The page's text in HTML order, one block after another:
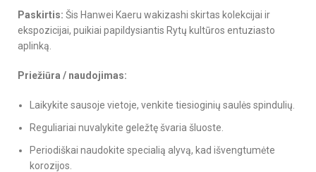
Paskirtis: Šis Hanwei Kaeru wakizashi skirtas kolekcijai ir
ekspozicijai, puikiai papildysiantis Rytų kultūros entuziasto
aplinką.
Priežiūra / naudojimas:
Laikykite sausoje vietoje, venkite tiesioginių saulės spindulių.
Reguliariai nuvalykite geležtę švaria šluoste.
Periodiškai naudokite specialią alyvą, kad išvengtumėte
korozijos.